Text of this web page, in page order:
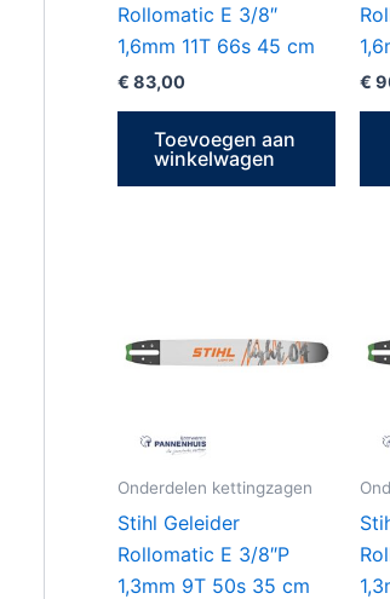
Rollomatic E 3/8″
1,6mm 11T 66s 45 cm
€ 83,00
Toevoegen aan
winkelwagen
€
Onderdelen kettingzagen
Stihl Geleider
Rollomatic E 3/8″P
1,3mm 9T 50s 35 cm